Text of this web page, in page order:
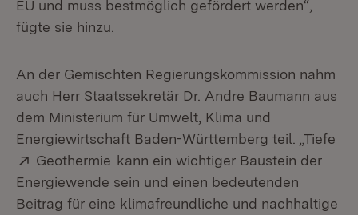
EU und muss bestmöglich gefördert werden“,
fügte sie hinzu.
An der Gemischten Regierungskommission nahm
auch Herr Staatssekretär Dr. Andre Baumann aus
dem Ministerium für Umwelt, Klima und
Energiewirtschaft Baden-Württemberg teil. „Tiefe
Extern:
Geothermie (Öffnet in neuem Fenster)
kann ein wichtiger Baustein der
Energiewende sein und einen bedeutenden
Beitrag für eine klimafreundliche und nachhaltige